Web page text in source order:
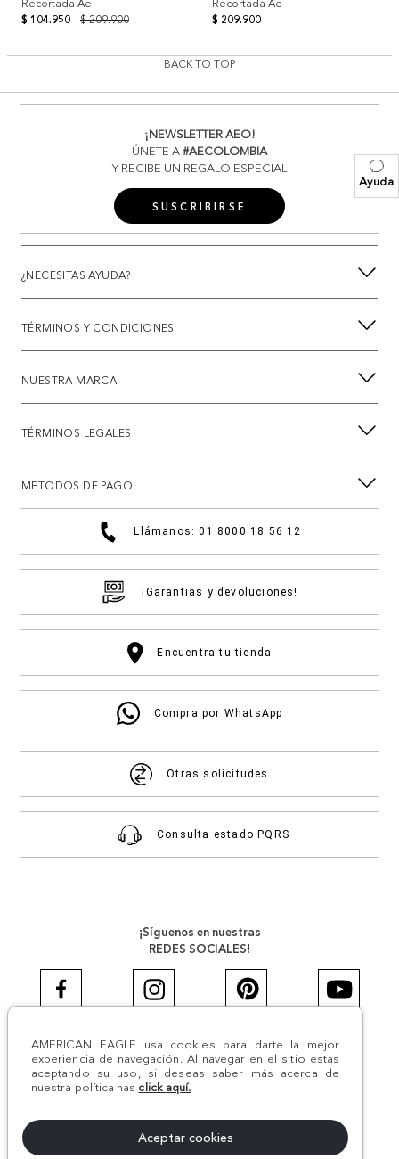
Ayuda
AMERICAN EAGLE usa cookies para darte la mejor
experiencia de navegación. Al navegar en el sitio estas
aceptando su uso, si deseas saber más acerca de
nuestra política has click aquí.
Aceptar cookies
Recortada Ae
$ 209.900
$ 104.950
Recortada Ae
$ 209.900
BACK TO TOP
¡NEWSLETTER AEO!
ÚNETE A#AECOLOMBIA
Y RECIBE UN REGALO ESPECIAL
SUSCRIBIRSE
¿NECESITAS AYUDA?
TÉRMINOS Y CONDICIONES
NUESTRA MARCA
TÉRMINOS LEGALES
METODOS DE PAGO
Llámanos: 01 8000 18 56 12
¡Garantias y devoluciones!
Encuentra tu tienda
Compra por WhatsApp
Otras solicitudes
Consulta estado PQRS
¡Síguenos en nuestras
REDES SOCIALES!
#AEJEANS #AerieREALCOL
NIT:800.069.933-6 | CII 14 #52A - 370 | Medellín, Colombia